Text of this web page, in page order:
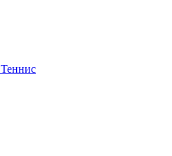
Теннис